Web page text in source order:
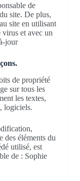
de
site. De plus,
site en utilisant
virus et avec un
jour
de propriété
sur tous les
les textes,
logiciels.
des éléments du
utilisé, est
de : Sophie